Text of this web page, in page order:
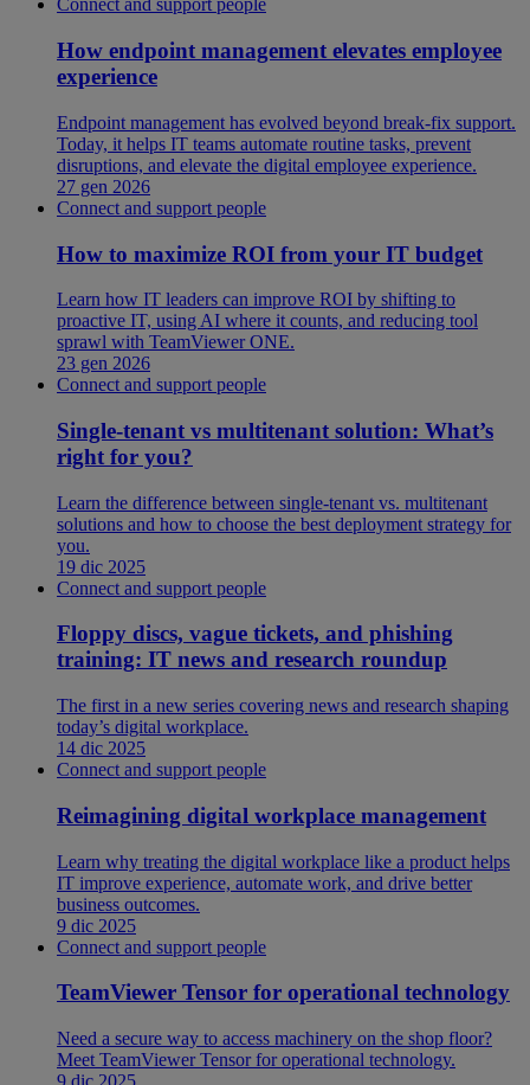
Connect and support people
How endpoint management elevates employee
experience
Endpoint management has evolved beyond break-fix support.
Today, it helps IT teams automate routine tasks, prevent
disruptions, and elevate the digital employee experience.
27 gen 2026
Connect and support people
How to maximize ROI from your IT budget
Learn how IT leaders can improve ROI by shifting to
proactive IT, using AI where it counts, and reducing tool
sprawl with TeamViewer ONE.
23 gen 2026
Connect and support people
Single-tenant vs multitenant solution: What’s
right for you?
Learn the difference between single-tenant vs. multitenant
solutions and how to choose the best deployment strategy for
you.
19 dic 2025
Connect and support people
Floppy discs, vague tickets, and phishing
training: IT news and research roundup
The first in a new series covering news and research shaping
today’s digital workplace.
14 dic 2025
Connect and support people
Reimagining digital workplace management
Learn why treating the digital workplace like a product helps
IT improve experience, automate work, and drive better
business outcomes.
9 dic 2025
Connect and support people
TeamViewer Tensor for operational technology
Need a secure way to access machinery on the shop floor?
Meet TeamViewer Tensor for operational technology.
9 dic 2025